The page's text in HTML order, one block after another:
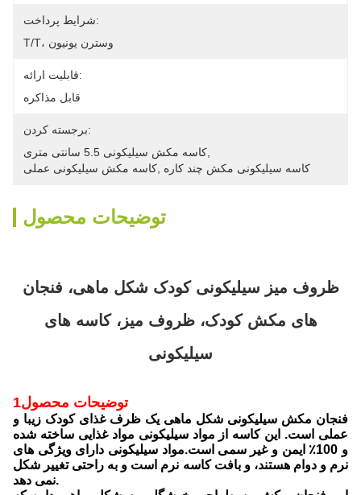
شرایط پرداخت:
T/T، وسترن یونیون
قابلیت ارائه:
قابل مذاکره
برجسته کردن:
کاسه مکش سیلیکونی 5.5 سانتی متری
کاسه مکش سیلیکونی عملی کاسه سیلیکونی مکش چند کاره
توضیحات محصول
ظروف میز سیلیکونی کودک شکل ماهی، فنجان
های مکش کودک، ظروف میز، کاسه های
سیلیکونی
1توضیحات محصول
فنجان مکش سیلیکونی شکل ماهی یک ظرف غذای کودک زیبا و
عملی است. این کاسه از مواد سیلیکونی مواد غذایی ساخته شده
و 100٪ ایمن و غیر سمی است.مواد سیلیکونی دارای ویژگی های
نرم و دوام هستند، و بافت کاسه نرم است و به راحتی تغییر شکل
نمی دهد.